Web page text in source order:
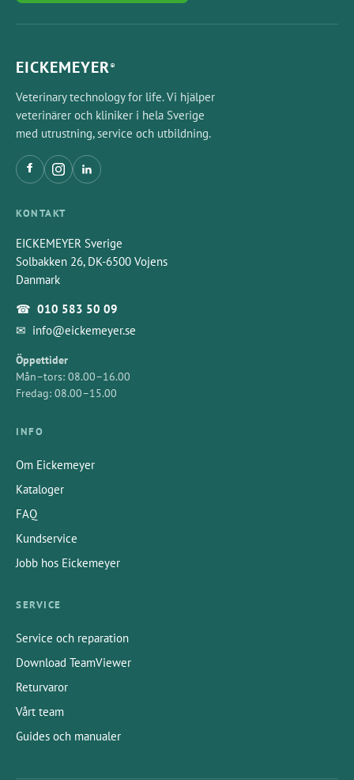
EICKEMEYER®
Veterinary technology for life. Vi hjälper
veterinärer och kliniker i hela Sverige
med utrustning, service och utbildning.
KONTAKT
EICKEMEYER Sverige
Solbakken 26, DK-6500 Vojens
Danmark
☎ 010 583 50 09
✉ info@eickemeyer.se
Öppettider
Mån–tors: 08.00–16.00
Fredag: 08.00–15.00
INFO
Om Eickemeyer
Kataloger
FAQ
Kundservice
Jobb hos Eickemeyer
SERVICE
Service och reparation
Download TeamViewer
Returvaror
Vårt team
Guides och manualer